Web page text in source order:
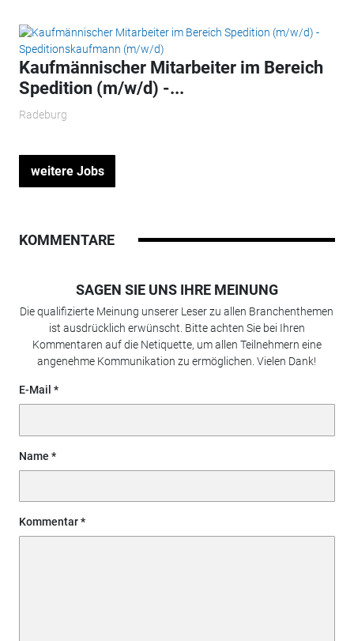
Kaufmännischer Mitarbeiter im Bereich
Spedition (m/w/d) -...
Radeburg
weitere Jobs
KOMMENTARE
SAGEN SIE UNS IHRE MEINUNG
Die qualifizierte Meinung unserer Leser zu allen Branchenthemen
ist ausdrücklich erwünscht. Bitte achten Sie bei Ihren
Kommentaren auf die Netiquette, um allen Teilnehmern eine
angenehme Kommunikation zu ermöglichen. Vielen Dank!
E-Mail
Name
Kommentar